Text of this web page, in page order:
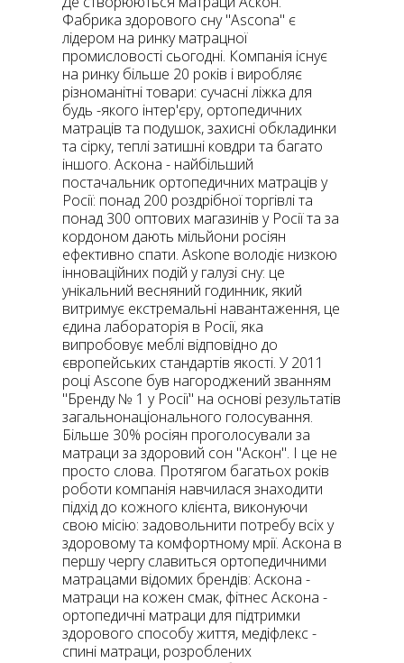
Фабрика здорового сну "Ascona" є
лідером на ринку матрацної
промисловості сьогодні. Компанія існує
на ринку більше 20 років і виробляє
різноманітні товари: сучасні ліжка для
будь -якого інтер'єру, ортопедичних
матраців та подушок, захисні обкладинки
та сірку, теплі затишні ковдри та багато
іншого. Аскона - найбільший
постачальник ортопедичних матраців у
Росії: понад 200 роздрібної торгівлі та
понад 300 оптових магазинів у Росії та за
кордоном дають мільйони росіян
ефективно спати. Askone володіє низкою
інноваційних подій у галузі сну: це
унікальний весняний годинник, який
витримує екстремальні навантаження, це
єдина лабораторія в Росії, яка
випробовує меблі відповідно до
європейських стандартів якості. У 2011
році Ascone був нагороджений званням
"Бренду № 1 у Росії" на основі результатів
загальнонаціонального голосування.
Більше 30% росіян проголосували за
матраци за здоровий сон "Аскон". І це не
просто слова. Протягом багатьох років
роботи компанія навчилася знаходити
підхід до кожного клієнта, виконуючи
свою місію: задовольнити потребу всіх у
здоровому та комфортному мрії. Аскона в
першу чергу славиться ортопедичними
матрацами відомих брендів: Аскона -
матраци на кожен смак, фітнес Аскона -
ортопедичні матраци для підтримки
здорового способу життя, медіфлекс -
спині матраци, розроблених